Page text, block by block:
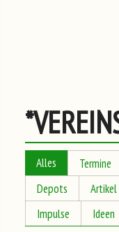
Alles Termine
Depots
Artikel
Impulse
Ideen